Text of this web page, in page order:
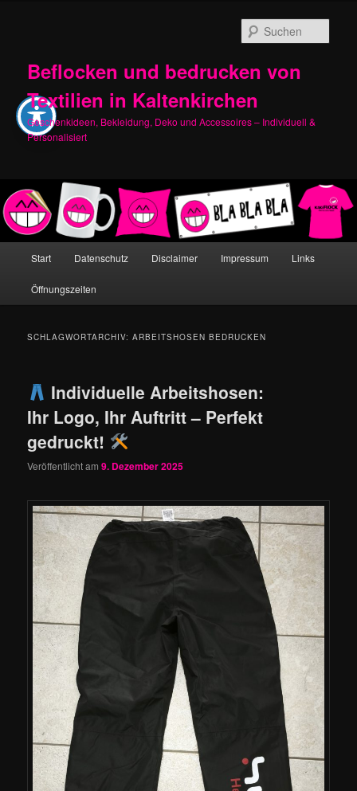
Beflocken und bedrucken von
Textilien in Kaltenkirchen
Geschenkideen, Bekleidung, Deko und Accessoires – Individuell &
Personalisiert
Start Datenschutz Disclaimer Impressum Links
Öffnungszeiten
SCHLAGWORTARCHIV:ARBEITSHOSEN BEDRUCKEN
Individuelle Arbeitshosen:
Ihr Logo, Ihr Auftritt – Perfekt
gedruckt!
Veröffentlicht am9. Dezember 2025